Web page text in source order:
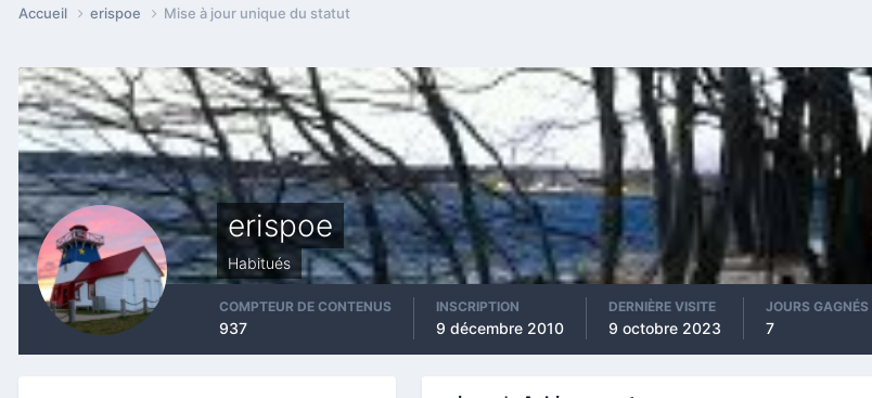
Accueil erispoe Mise à jour unique du statut
erispoe
Habitués
COMPTEUR DE CONTENUS
937
INSCRIPTION
9 décembre 2010
DERNIÈRE VISITE
9 octobre 2023
JOURS GAGNÉS
7